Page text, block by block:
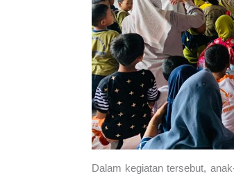
Dalam kegiatan tersebut,